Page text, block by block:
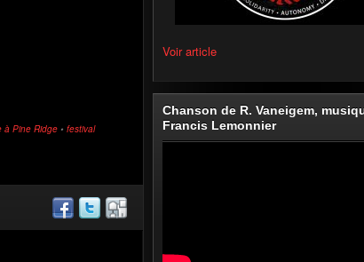
à Pine Ridge • festival
Voir article
Chanson de R. Vaneigem,
Francis Lemonnier